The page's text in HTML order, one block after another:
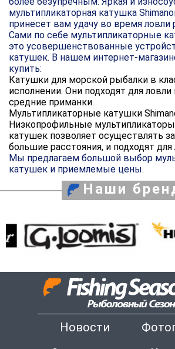
мультипликаторная катушка
принесет вам удачу во время
Сами по себе мультипликаторные
это усовершенствованные
катушек. В нашем интернет-
купить:
Катушки для морской рыбалки в
исполнении. Они подходят для
средние приманки.
Мультипликаторные катушки
Низкопрофильные
катушек позволяет осуществлять
большие расстояния, и подходят для
Мы предлагаем большой выбор
катушек и приемлемые цены.
Наши
Новости